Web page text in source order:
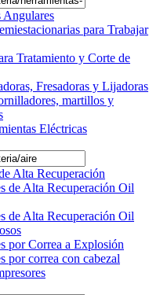
Angulares
para Trabajar
Tratamiento y Corte de
Fresadoras y Lijadoras
martillos y
Eléctricas
Alta Recuperación
de Alta Recuperación Oil
de Alta Recuperación Oil
por Correa a Explosión
por correa con cabezal